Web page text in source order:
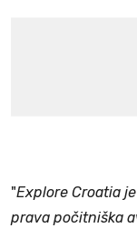
"Explore Croatia
prava počitniška